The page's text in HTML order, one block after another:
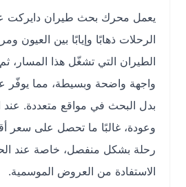
يعمل محرك بحث طيران دايركت على
الرحلات ذهابًا وإيابًا بين العيون
الطيران التي تشغّل هذا المسار، ثم
واجهة واضحة وبسيطة، مما يوفّر عليك
بدل البحث في مواقع متعددة. عند
وعودة، غالبًا ما تحصل على سعر أقل
رحلة بشكل منفصل، خاصة عند الحجز
الاستفادة من العروض الموسمية.